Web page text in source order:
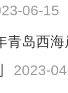
06-15
青岛西
2023-